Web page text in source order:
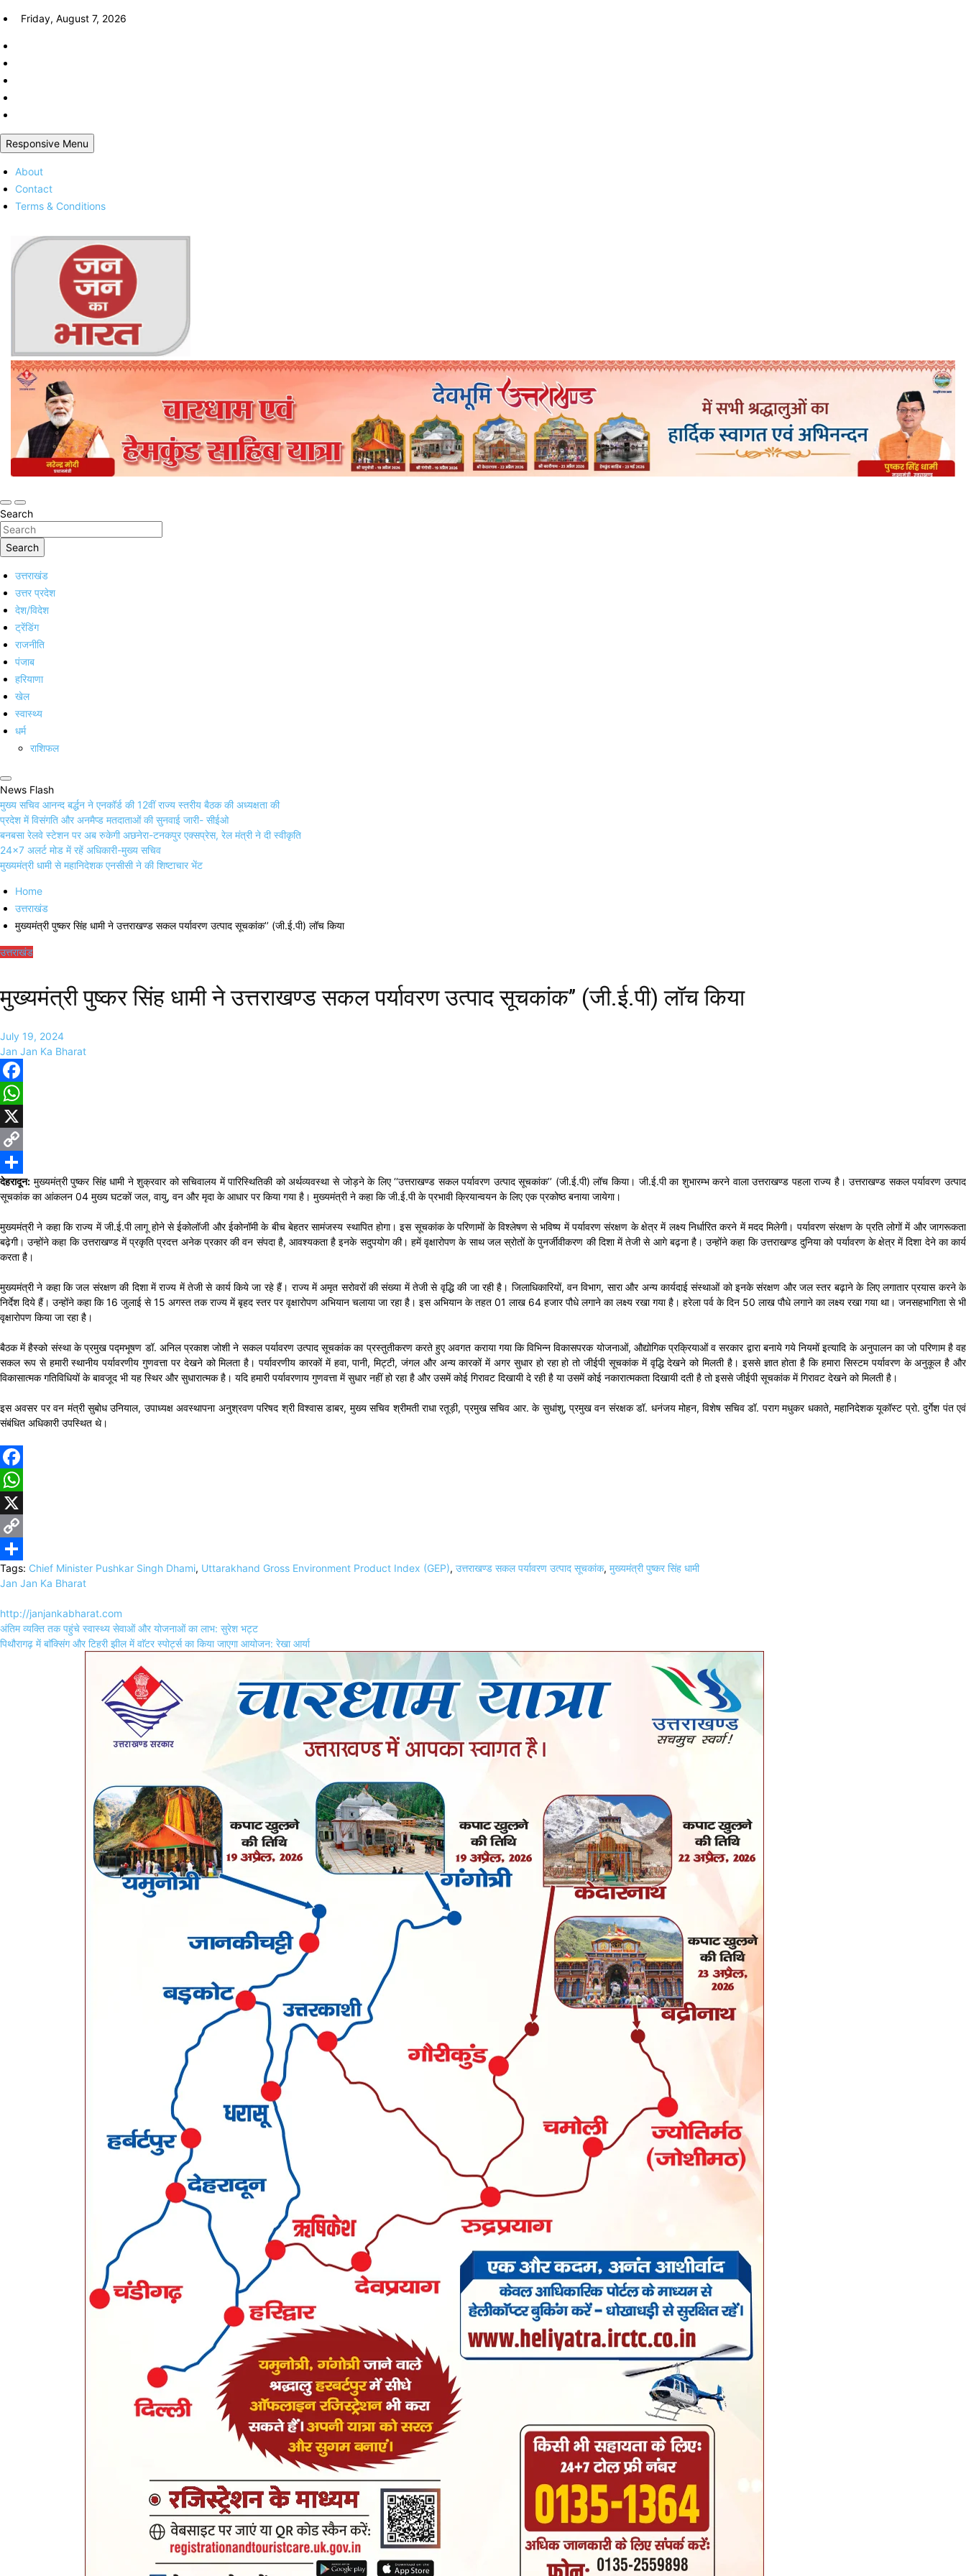
Skip
content
Friday, August 7, 2026
Responsive Menu
About
Contact
Terms & Conditions
Jan Jan Ka Bharat
Online Trending Hindi News Website
Search
Search
उत्तराखंड
उत्तर प्रदेश
देश/विदेश
ट्रेंडिंग
राजनीति
पंजाब
हरियाणा
खेल
स्वास्थ्य
धर्म
राशिफल
News Flash
मुख्य सचिव आनन्द बर्द्धन ने एनकॉर्ड की 12वीं राज्य स्तरीय बैठक की अध्यक्षता की
प्रदेश में विसंगति और अनमैप्ड मतदाताओं की सुनवाई जारी- सीईओ
बनबसा रेलवे स्टेशन पर अब रुकेगी अछनेरा-टनकपुर एक्सप्रेस, रेल मंत्री ने दी स्वीकृति
24×7 अलर्ट मोड में रहें अधिकारी-मुख्य सचिव
मुख्यमंत्री धामी से महानिदेशक एनसीसी ने की शिष्टाचार भेंट
Home
उत्तराखंड
मुख्यमंत्री पुष्कर सिंह धामी ने उत्तराखण्ड सकल पर्यावरण उत्पाद सूचकांक’’ (जी.ई.पी) लॉच किया
उत्तराखंड
मुख्यमंत्री पुष्कर सिंह धामी ने उत्तराखण्ड सकल पर्यावरण उत्पाद सूचकांक’’ (जी.ई.पी) लॉच किया
July 19, 2024
Jan Jan Ka Bharat
Facebook
WhatsApp
X
Copy
Link
Share
देहरादून: मुख्यमंत्री पुष्कर सिंह धामी ने शुक्रवार को सचिवालय में पारिस्थितिकी को अर्थव्यवस्था से जोड़ने के लिए ‘‘उत्तराखण्ड सकल पर्यावरण उत्पाद सूचकांक’’ (जी.ई.पी) लॉच किया। जी.ई.पी का शुभारम्भ करने वाला उत्तराखण्ड पहला राज्य है। उत्तराखण्ड सकल पर्यावरण उत्पाद
सूचकांक का आंकलन 04 मुख्य घटकों जल, वायु, वन और मृदा के आधार पर किया गया है। मुख्यमंत्री ने कहा कि जी.ई.पी के प्रभावी क्रियान्वयन के लिए एक प्रकोष्ठ बनाया जायेगा।
मुख्यमंत्री ने कहा कि राज्य में जी.ई.पी लागू होने से ईकोलॉजी और ईकोनॉमी के बीच बेहतर सामंजस्य स्थापित होगा। इस सूचकांक के परिणामों के विश्लेषण से भविष्य में पर्यावरण संरक्षण के क्षेत्र में लक्ष्य निर्धारित करने में मदद मिलेगी। पर्यावरण संरक्षण के प्रति लोगों में और जागरूकता
बढ़ेगी। उन्होंने कहा कि उत्तराखण्ड में प्रकृति प्रदत्त अनेक प्रकार की वन संपदा है, आवश्यकता है इनके सदुपयोग की। हमें वृक्षारोपण के साथ जल स्रोतों के पुनर्जीवीकरण की दिशा में तेजी से आगे बढ़ना है। उन्होंने कहा कि उत्तराखण्ड दुनिया को पर्यावरण के क्षेत्र में दिशा देने का कार्य
करता है।
मुख्यमंत्री ने कहा कि जल संरक्षण की दिशा में राज्य में तेजी से कार्य किये जा रहे हैं। राज्य में अमृत सरोवरों की संख्या में तेजी से वृद्धि की जा रही है। जिलाधिकारियों, वन विभाग, सारा और अन्य कार्यदाई संस्थाओं को इनके संरक्षण और जल स्तर बढ़ाने के लिए लगातार प्रयास करने के
निर्देश दिये हैं। उन्होंने कहा कि 16 जुलाई से 15 अगस्त तक राज्य में बृहद स्तर पर वृक्षारोपण अभियान चलाया जा रहा है। इस अभियान के तहत 01 लाख 64 हजार पौधे लगाने का लक्ष्य रखा गया है। हरेला पर्व के दिन 50 लाख पौधे लगाने का लक्ष्य रखा गया था। जनसहभागिता से भी
वृक्षारोपण किया जा रहा है।
बैठक में हैस्को संस्था के प्रमुख पद्मभूषण डॉ. अनिल प्रकाश जोशी ने सकल पर्यावरण उत्पाद सूचकांक का प्रस्तुतीकरण करते हुए अवगत कराया गया कि विभिन्न विकासपरक योजनाओं, औद्योगिक प्रक्रियाओं व सरकार द्वारा बनाये गये नियमों इत्यादि के अनुपालन का जो परिणाम है वह
सकल रूप से हमारी स्थानीय पर्यावरणीय गुणवत्ता पर देखने को मिलता है। पर्यावरणीय कारकों में हवा, पानी, मिट्टी, जंगल और अन्य कारकों में अगर सुधार हो रहा हो तो जीईपी सूचकांक में वृद्धि देखने को मिलती है। इससे ज्ञात होता है कि हमारा सिस्टम पर्यावरण के अनुकूल है और
विकासात्मक गतिविधियों के बावजूद भी यह स्थिर और सुधारात्मक है। यदि हमारी पर्यावरणाय गुणवत्ता में सुधार नहीं हो रहा है और उसमें कोई गिरावट दिखायी दे रही है या उसमें कोई नकारात्मकता दिखायी दती है तो इससे जीईपी सूचकांक में गिरावट देखने को मिलती है।
इस अवसर पर वन मंत्री सुबोध उनियाल, उपाध्यक्ष अवस्थापना अनुश्रवण परिषद श्री विश्वास डाबर, मुख्य सचिव श्रीमती राधा रतूड़ी, प्रमुख सचिव आर. के सुधांशु, प्रमुख वन संरक्षक डॉ. धनंजय मोहन, विशेष सचिव डॉ. पराग मधुकर धकाते, महानिदेशक यूकॉस्ट प्रो. दुर्गेश पंत एवं
संबंधित अधिकारी उपस्थित थे।
Facebook
WhatsApp
X
Copy
Link
Share
Tags: Chief Minister Pushkar Singh Dhami, Uttarakhand Gross Environment Product Index (GEP), उत्तराखण्ड सकल पर्यावरण उत्पाद सूचकांक, मुख्यमंत्री पुष्कर सिंह धामी
Jan Jan Ka Bharat
http://janjankabharat.com
Post
navigation
अंतिम व्यक्ति तक पहुंचे स्वास्थ्य सेवाओं और योजनाओं का लाभ: सुरेश भट्ट
पिथौरागढ़ में बाॅक्सिंग और टिहरी झील में वाॅटर स्पोर्ट्स का किया जाएगा आयोजन: रेखा आर्या